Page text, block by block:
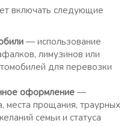
включать следующие
— использование
лимузинов или
для перевозки
оформление —
места прощания, траурных
семьи и статуса